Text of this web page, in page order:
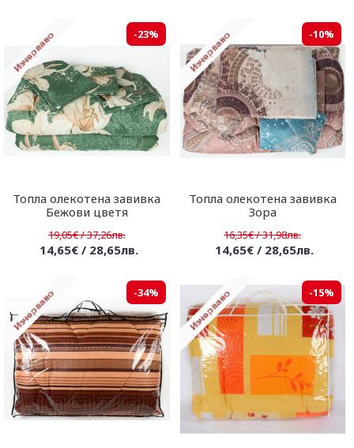
-23%
Топла олекотена завивка
Бежови цветя
19,05€ / 37,26лв.
14,65€ / 28,65лв.
-10%
Топла олекотена завивка
Зора
16,35€ / 31,98лв.
14,65€ / 28,65лв.
-34% -15%